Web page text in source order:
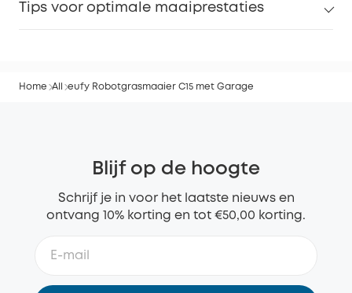
Tips voor optimale maaiprestaties
Home All eufy Robotgrasmaaier C15 met Garage
Blijf op de hoogte
Schrijf je in voor het laatste nieuws en
ontvang 10% korting en tot €50,00 korting.